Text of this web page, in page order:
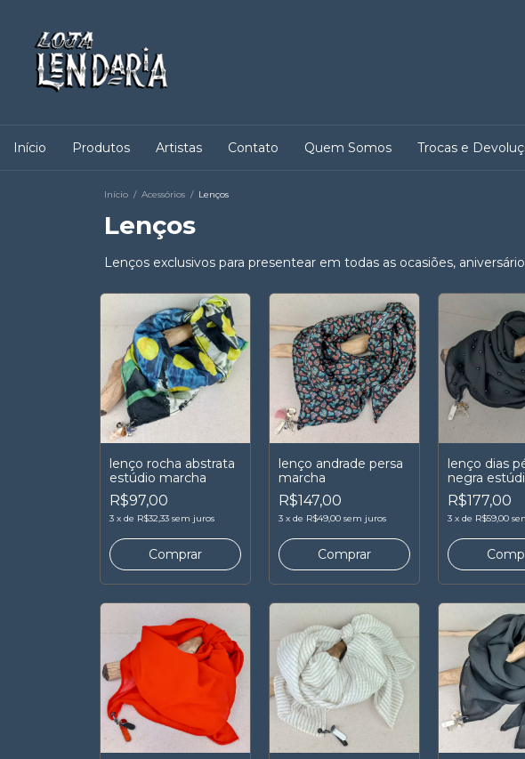
Início Produtos Artistas Contato Quem Somos Trocas e
Início / Acessórios / Lenços
Lenços
Lenços exclusivos para presentear em todas as ocasiões,
lenço rocha abstrata
estúdio marcha
R$97,00
3 x de R$32,33 sem juros
lenço andrade persa
marcha
R$147,00
3 x de R$49,00 sem juros
lenço dias
negra
marcha
R$177,00
3 x de R$59,00